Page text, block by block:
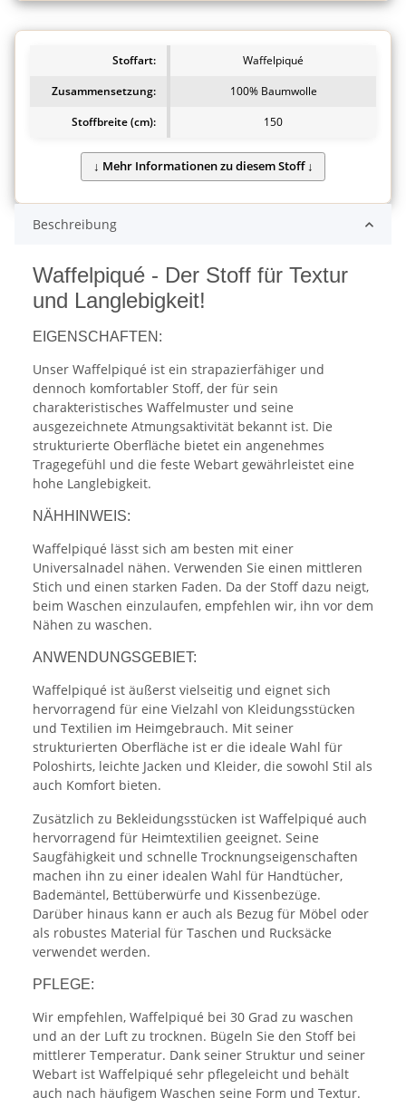
Stoffart:
Waffelpiqué
Zusammensetzung:
100% Baumwolle
Stoffbreite (cm):
150
Beschreibung
Waffelpiqué - Der Stoff für Textur
und Langlebigkeit!
EIGENSCHAFTEN:
Unser Waffelpiqué ist ein strapazierfähiger und
dennoch komfortabler Stoff, der für sein
charakteristisches Waffelmuster und seine
ausgezeichnete Atmungsaktivität bekannt ist. Die
strukturierte Oberfläche bietet ein angenehmes
Tragegefühl und die feste Webart gewährleistet eine
hohe Langlebigkeit.
NÄHHINWEIS:
Waffelpiqué lässt sich am besten mit einer
Universalnadel nähen. Verwenden Sie einen mittleren
Stich und einen starken Faden. Da der Stoff dazu neigt,
beim Waschen einzulaufen, empfehlen wir, ihn vor dem
Nähen zu waschen.
ANWENDUNGSGEBIET:
Waffelpiqué ist äußerst vielseitig und eignet sich
hervorragend für eine Vielzahl von Kleidungsstücken
und Textilien im Heimgebrauch. Mit seiner
strukturierten Oberfläche ist er die ideale Wahl für
Poloshirts, leichte Jacken und Kleider, die sowohl Stil als
auch Komfort bieten.
Zusätzlich zu Bekleidungsstücken ist Waffelpiqué auch
hervorragend für Heimtextilien geeignet. Seine
Saugfähigkeit und schnelle Trocknungseigenschaften
machen ihn zu einer idealen Wahl für Handtücher,
Bademäntel, Bettüberwürfe und Kissenbezüge.
Darüber hinaus kann er auch als Bezug für Möbel oder
als robustes Material für Taschen und Rucksäcke
verwendet werden.
PFLEGE:
Wir empfehlen, Waffelpiqué bei 30 Grad zu waschen
und an der Luft zu trocknen. Bügeln Sie den Stoff bei
mittlerer Temperatur. Dank seiner Struktur und seiner
Webart ist Waffelpiqué sehr pflegeleicht und behält
auch nach häufigem Waschen seine Form und Textur.